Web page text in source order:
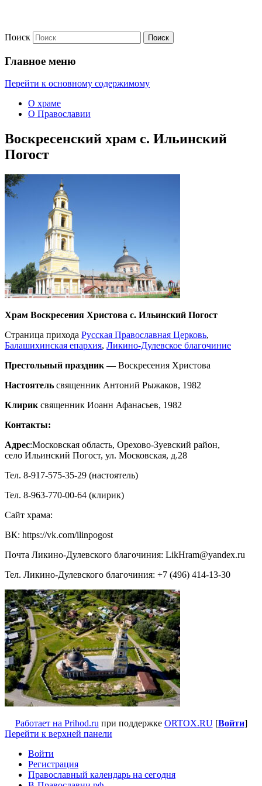
Храм Воскресения Христова
с.Ильинский Погост
Поиск
Главное меню
Перейти к основному содержимому
О храме
О Православии
Воскресенский храм с. Ильинский
Погост
Храм Воскресения Христова с. Ильинский Погост
Страница прихода Русская Православная Церковь,
Балашихинская епархия, Ликино-Дулевское благочиние
Престольный праздник —Воскресения Христова
Настоятель священник Антоний Рыжаков, 1982
Клирик священник Иоанн Афанасьев, 1982
Контакты:
Адрес:Московская область, Орехово-Зуевский район,
село Ильинский Погост, ул. Московская, д.28
Тел. 8-917-575-35-29 (настоятель)
Тел. 8-963-770-00-64 (клирик)
Сайт храма:
ВК: https://vk.com/ilinpogost
Почта Ликино-Дулевского благочиния: LikHram@yandex.ru
Тел. Ликино-Дулевского благочиния: +7 (496) 414-13-30
Работает на Prihod.ru при поддержке ORTOX.RU[Войти]
Перейти к верхней панели
Войти
Регистрация
Православный календарь на сегодня